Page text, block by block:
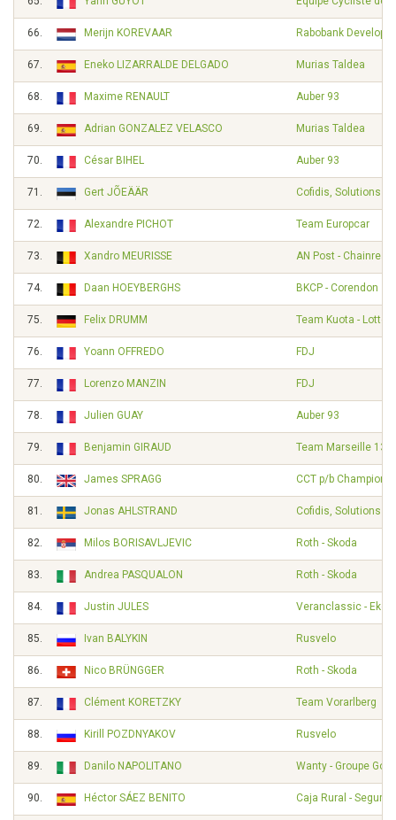
66. Merijn KOREVAAR Rabobank
67. Eneko LIZARRALDE DELGADO Murias Taldea
68. Maxime RENAULT Auber 93
69. Adrian GONZALEZ VELASCO Murias Taldea
70. César BIHEL Auber 93
71. Gert JÕEÄÄR Cofidis, Solutions
72. Alexandre PICHOT Team Europcar
73. Xandro MEURISSE AN Post -
74. Daan HOEYBERGHS BKCP - Corendon
75. Felix DRUMM Team Kuota - Lotto
76. Yoann OFFREDO FDJ
77. Lorenzo MANZIN FDJ
78. Julien GUAY Auber 93
79. Benjamin GIRAUD Team Marseille 13 -
80. James SPRAGG CCT p/b Champion
81. Jonas AHLSTRAND Cofidis, Solutions
82. Milos BORISAVLJEVIC Roth - Skoda
83. Andrea PASQUALON Roth - Skoda
84. Justin JULES Veranclassic - Ekoi
85. Ivan BALYKIN Rusvelo
86. Nico BRÜNGGER Roth - Skoda
87. Clément KORETZKY Team Vorarlberg
88. Kirill POZDNYAKOV Rusvelo
89. Danilo NAPOLITANO Wanty - Groupe
90. Héctor SÁEZ BENITO Caja Rural - Seguros